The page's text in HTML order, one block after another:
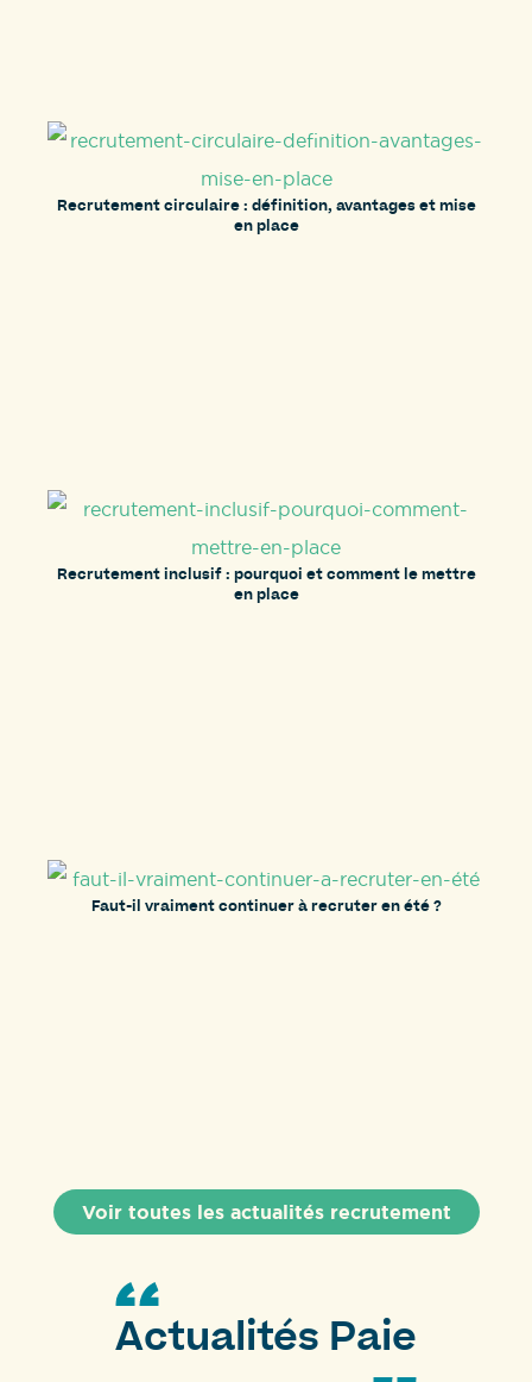
Recrutement circulaire : définition, avantages et mise
en place
Recrutement inclusif : pourquoi et comment le mettre
en place
Faut-il vraiment continuer à recruter en été ?
Voir toutes les actualités recrutement
Actualités Paie